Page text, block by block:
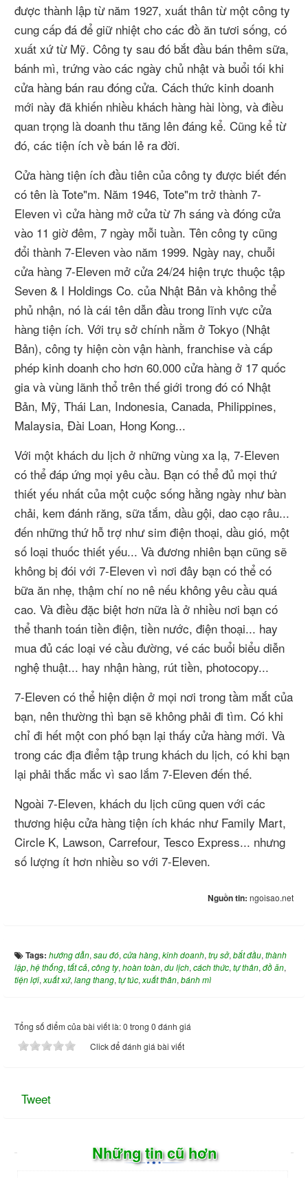
được thành lập từ năm 1927, xuất thân từ một công ty
cung cấp đá để giữ nhiệt cho các đồ ăn tươi sống, có
xuất xứ từ Mỹ. Công ty sau đó bắt đầu bán thêm sữa,
bánh mì, trứng vào các ngày chủ nhật và buổi tối khi
cửa hàng bán rau đóng cửa. Cách thức kinh doanh
mới này đã khiến nhiều khách hàng hài lòng, và điều
quan trọng là doanh thu tăng lên đáng kể. Cũng kể từ
đó, các tiện ích về bán lẻ ra đời.
Cửa hàng tiện ích đầu tiên của công ty được biết đến
có tên là Tote"m. Năm 1946, Tote"m trở thành 7-
Eleven vì cửa hàng mở cửa từ 7h sáng và đóng cửa
vào 11 giờ đêm, 7 ngày mỗi tuần. Tên công ty cũng
đổi thành 7-Eleven vào năm 1999. Ngày nay, chuỗi
cửa hàng 7-Eleven mở cửa 24/24 hiện trực thuộc tập
Seven & I Holdings Co. của Nhật Bản và không thể
phủ nhận, nó là cái tên dẫn đầu trong lĩnh vực cửa
hàng tiện ích. Với trụ sở chính nằm ở Tokyo (Nhật
Bản), công ty hiện còn vận hành, franchise và cấp
phép kinh doanh cho hơn 60.000 cửa hàng ở 17 quốc
gia và vùng lãnh thổ trên thế giới trong đó có Nhật
Bản, Mỹ, Thái Lan, Indonesia, Canada, Philippines,
Malaysia, Đài Loan, Hong Kong...
Với một khách du lịch ở những vùng xa lạ, 7-Eleven
có thể đáp ứng mọi yêu cầu. Bạn có thể đủ mọi thứ
thiết yếu nhất của một cuộc sống hằng ngày như bàn
chải, kem đánh răng, sữa tắm, dầu gội, dao cạo râu...
đến những thứ hỗ trợ như sim điện thoại, dầu gió, một
số loại thuốc thiết yếu... Và đương nhiên bạn cũng sẽ
không bị đói với 7-Eleven vì nơi đây bạn có thể có
bữa ăn nhẹ, thậm chí no nê nếu không yêu cầu quá
cao. Và điều đặc biệt hơn nữa là ở nhiều nơi bạn có
thể thanh toán tiền điện, tiền nước, điện thoại... hay
mua đủ các loại vé cầu đường, vé các buổi biểu diễn
nghệ thuật... hay nhận hàng, rút tiền, photocopy...
7-Eleven có thể hiện diện ở mọi nơi trong tầm mắt của
bạn, nên thường thì bạn sẽ không phải đi tìm. Có khi
chỉ đi hết một con phố bạn lại thấy cửa hàng mới. Và
trong các địa điểm tập trung khách du lịch, có khi bạn
lại phải thắc mắc vì sao lắm 7-Eleven đến thế.
Ngoài 7-Eleven, khách du lịch cũng quen với các
thương hiệu cửa hàng tiện ích khác như Family Mart,
Circle K, Lawson, Carrefour, Tesco Express... nhưng
số lượng ít hơn nhiều so với 7-Eleven.
Nguồn tin: ngoisao.net
Tags: hướng dẫn, sau đó, cửa hàng, kinh doanh, trụ sở, bắt đầu, thành
lập, hệ thống, tất cả, công ty, hoàn toàn, du lịch, cách thức, tự thân, đồ ăn,
tiện lợi, xuất xứ, lang thang, tự túc, xuất thân, bánh mì
Tổng số điểm của bài viết là: 0 trong 0 đánh giá
Click để đánh giá bài viết
Tweet
Những tin cũ hơn